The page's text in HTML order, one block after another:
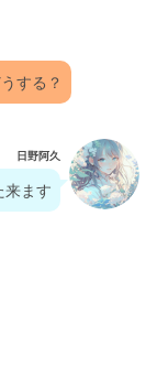
する？
日野阿久
ます